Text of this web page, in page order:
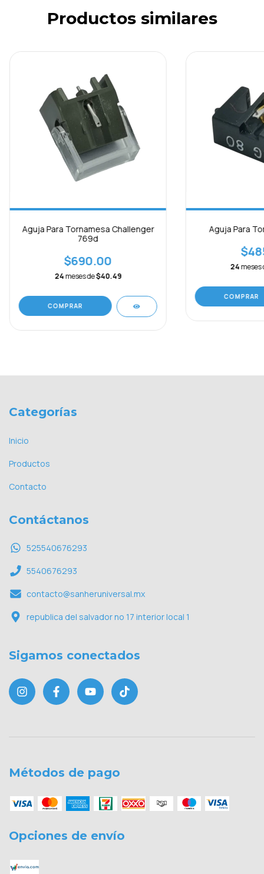
Productos similares
Aguja Para Tornamesa Challenger
769d
$690.00
24meses de$40.49
Aguja Para
24meses
COMPRAR
Categorías
Inicio
Productos
Contacto
Contáctanos
525540676293
5540676293
contacto@sanheruniversal.mx
republica del salvador no 17 interior local 1
Sigamos conectados
Métodos de pago
Opciones de envío